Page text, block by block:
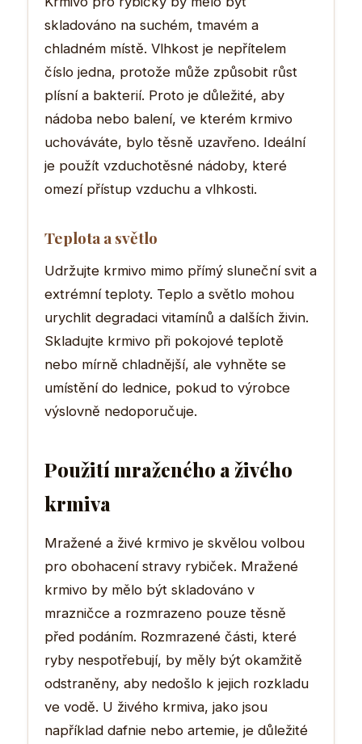
skladováno na suchém, tmavém a
chladném místě. Vlhkost je nepřítelem
číslo jedna, protože může způsobit růst
plísní a bakterií. Proto je důležité, aby
nádoba nebo balení, ve kterém krmivo
uchováváte, bylo těsně uzavřeno. Ideální
je použít vzduchotěsné nádoby, které
omezí přístup vzduchu a vlhkosti.
Teplota a světlo
Udržujte krmivo mimo přímý sluneční svit a
extrémní teploty. Teplo a světlo mohou
urychlit degradaci vitamínů a dalších živin.
Skladujte krmivo při pokojové teplotě
nebo mírně chladnější, ale vyhněte se
umístění do lednice, pokud to výrobce
výslovně nedoporučuje.
Použití mraženého a živého
krmiva
Mražené a živé krmivo je skvělou volbou
pro obohacení stravy rybiček. Mražené
krmivo by mělo být skladováno v
mrazničce a rozmrazeno pouze těsně
před podáním. Rozmrazené části, které
ryby nespotřebují, by měly být okamžitě
odstraněny, aby nedošlo k jejich rozkladu
ve vodě. U živého krmiva, jako jsou
například dafnie nebo artemie, je důležité